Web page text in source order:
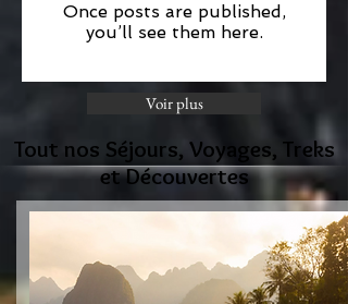
Once posts are published,
you’ll see them here.
Voir plus
Tout nos Séjours, Voyages, Treks
et Découvertes